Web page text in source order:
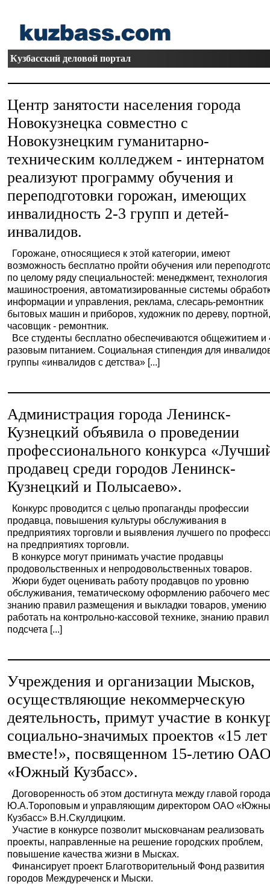
Кузбасский деловой портал
Центр занятости населения города
Новокузнецка совместно с
Новокузнецким гуманитарно-
техническим колледжем - интернатом
реализуют программу обучения и
переподготовки горожан, имеющих
инвалидность 2-3 групп и детей-
инвалидов.
Горожане, относящиеся к этой категории, имеют
возможность бесплатно пройти обучения или
по целому ряду специальностей: менеджмент, технология
машиностроения, автоматизированные системы
информации и управления, реклама, слесарь-ремонтник
бытовых машин и приборов, художник по дереву,
часовщик - ремонтник.
Все студенты бесплатно обеспечиваются общежитием и
разовым питанием. Социальная стипендия для
группы «инвалидов с детства» [...]
Администрация города Ленинск-
Кузнецкий объявила о проведении
профессионального конкурса
продавец среди городов Ленинск-
Кузнецкий и Полысаево».
Конкурс проводится с целью пропаганды профессии
продавца, повышения культуры обслуживания в
предприятиях торговли и выявления лучшего по
на предприятиях торговли.
В конкурсе могут принимать участие продавцы
продовольственных и непродовольственных товаров.
Жюри будет оценивать работу продавцов по уровню
обслуживания, тематическому оформлению рабочего
знанию правил размещения и выкладки товаров, умению
работать на контрольно-кассовой технике, знанию правил
подсчета [...]
Учреждения и организации Мысков,
осуществляющие некоммерческую
деятельность, примут участие в
социально-значимых проектов «15 лет
вместе!», посвященном 15-летию
«Южный Кузбасс».
Договоренность об этом достигнута между главой
Ю.А.Тороповым и управляющим директором ОАО
Кузбасс» В.Н.Скулдицким.
Участие в конкурсе позволит мысковчанам реализовать
проекты, направленные на решение городских проблем,
повышение качества жизни в Мысках.
Финансирует проект Благотворительный Фонд развития
городов Междуреченск и Мыски.